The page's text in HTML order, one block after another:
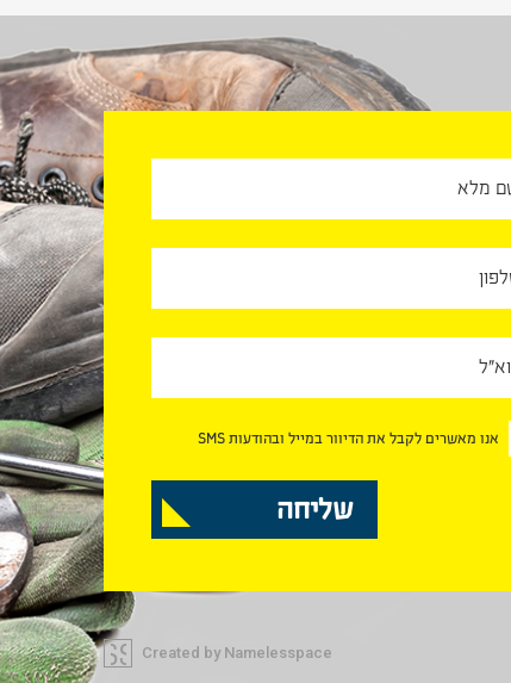
אנו מאשרים לקבל את הדיוור במייל ובהודעות SMS
Created by Namelesspace